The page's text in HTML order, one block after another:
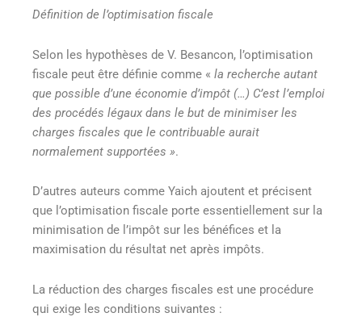
Définition de l’optimisation fiscale
Selon les hypothèses de V. Besancon, l’optimisation
fiscale peut être définie comme « la recherche autant
que possible d’une économie d’impôt (…) C’est l’emploi
des procédés légaux dans le but de minimiser les
charges fiscales que le contribuable aurait
normalement supportées ».
D’autres auteurs comme Yaich ajoutent et précisent
que l’optimisation fiscale porte essentiellement sur la
minimisation de l’impôt sur les bénéfices et la
maximisation du résultat net après impôts.
La réduction des charges fiscales est une procédure
qui exige les conditions suivantes :